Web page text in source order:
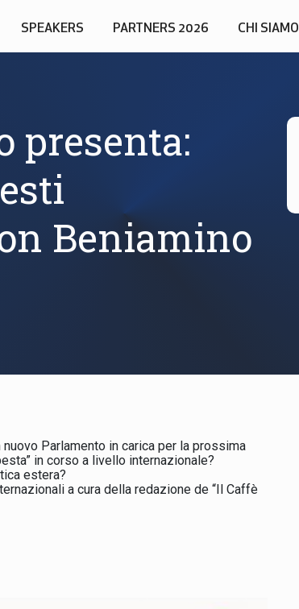
SPEAKERS PARTNERS 2026 CHI SIAMO
presenta:
Beniamino
Parlamento in carica per la prossima
in corso a livello internazionale?
estera?
a cura della redazione de “Il Caffè